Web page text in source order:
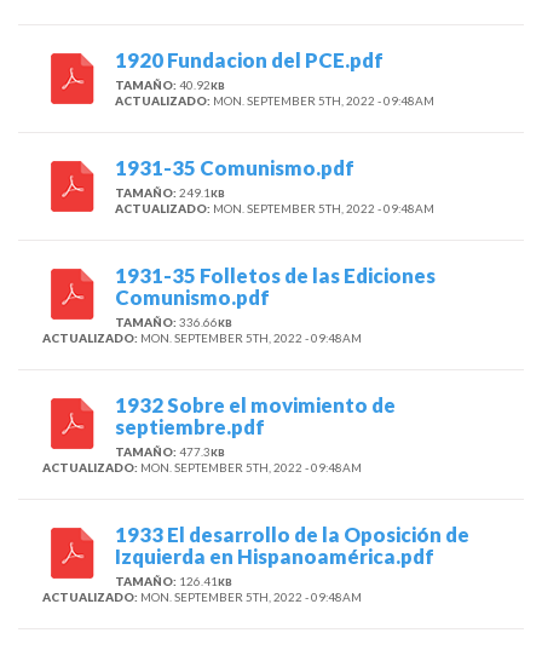
1920 Fundacion del PCE.pdf
TAMAÑO: 40.92KB
ACTUALIZADO: MON. SEPTEMBER 5TH, 2022 - 09:48AM
1931-35 Comunismo.pdf
TAMAÑO: 249.1 KB
ACTUALIZADO: MON. SEPTEMBER 5TH, 2022 - 09:48AM
1931-35 Folletos de las Ediciones
Comunismo.pdf
TAMAÑO: 336.66KB
ACTUALIZADO: MON. SEPTEMBER 5TH, 2022 - 09:48AM
1932 Sobre el movimiento de
septiembre.pdf
TAMAÑO: 477.3KB
ACTUALIZADO: MON. SEPTEMBER 5TH, 2022 - 09:48AM
1933 El desarrollo de la Oposición de
Izquierda en Hispanoamérica.pdf
TAMAÑO: 126.41 KB
ACTUALIZADO: MON. SEPTEMBER 5TH, 2022 - 09:48AM